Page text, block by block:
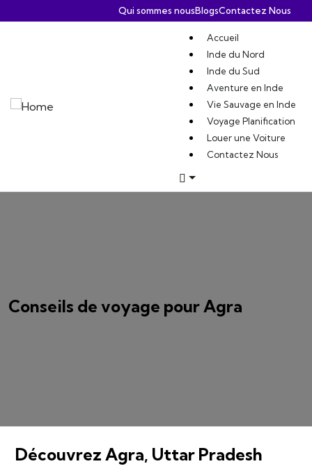
Qui sommes nousBlogsContactez Nous
Accueil
Inde du Nord
Inde du Sud
Aventure en Inde
Vie Sauvage en Inde
Voyage Planification
Louer une Voiture
Contactez Nous
Conseils de voyage pour Agra
Découvrez Agra, Uttar Pradesh